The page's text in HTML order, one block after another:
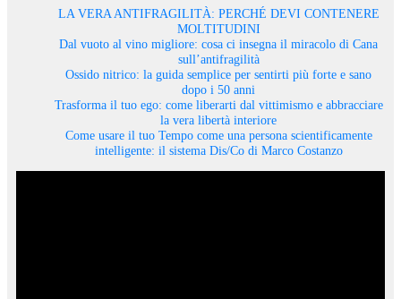
LA VERA ANTIFRAGILITÀ: PERCHÉ DEVI CONTENERE
MOLTITUDINI
Dal vuoto al vino migliore: cosa ci insegna il miracolo di Cana
sull’antifragilità
Ossido nitrico: la guida semplice per sentirti più forte e sano
dopo i 50 anni
Trasforma il tuo ego: come liberarti dal vittimismo e abbracciare
la vera libertà interiore
Come usare il tuo Tempo come una persona scientificamente
intelligente: il sistema Dis/Co di Marco Costanzo